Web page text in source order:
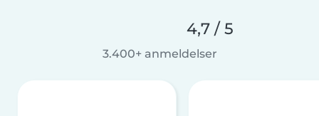
4,7 / 5
3.400+ anmeldelser